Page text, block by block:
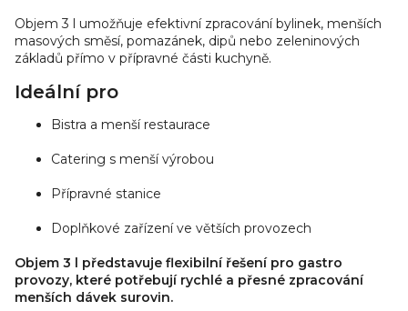
Objem 3 l umožňuje efektivní zpracování bylinek, menších
masových směsí, pomazánek, dipů nebo zeleninových
základů přímo v přípravné části kuchyně.
Ideální pro
Bistra a menší restaurace
Catering s menší výrobou
Přípravné stanice
Doplňkové zařízení ve větších provozech
Objem 3 l představuje flexibilní řešení pro gastro
provozy, které potřebují rychlé a přesné zpracování
menších dávek surovin.